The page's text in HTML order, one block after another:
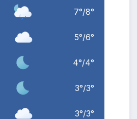
7°/8°
5°/6°
4°/4°
3°/3°
3°/3°